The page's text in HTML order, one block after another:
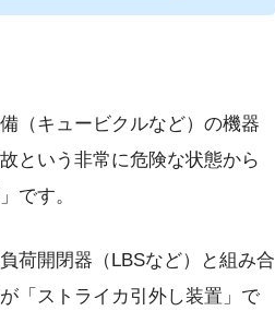
（キュービクルなど）の機器
という非常に危険な状態から
です。
荷開閉器（LBSなど）と組み合
「ストライカ引外し装置」で